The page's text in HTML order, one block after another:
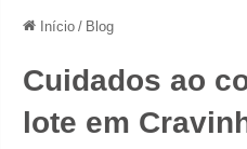
Início / Blog
Cuidados ao
lote em